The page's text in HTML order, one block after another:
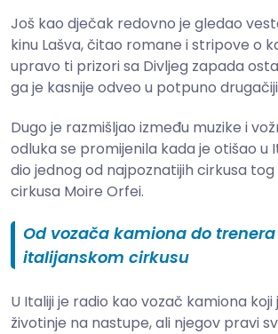
Još kao d‌ječak redovno je gledao
kinu Lašva, čitao romane i stripove o
upravo ti prizori sa Divljeg zapada
ga je kasnije odveo u potpuno
Dugo je razmišljao između muzike i
odluka se promijenila kada je otišao u
dio jednog od najpoznatijih cirkusa
cirkusa Moire Orfei.
Od vozača kamiona do
italijanskom cirkusu
U Italiji je radio kao vozač kamiona
životinje na nastupe, ali njegov pravi